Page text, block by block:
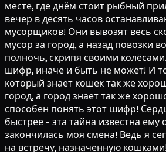
месте, где днём стоит рыбный
вечер в десять часов
мусорщиков! Они вывозят весь
мусор за город, а назад повозки
полночь, скрипя своими
шифр, иначе и быть не может! И
который знает кошек так же
город, а город знает так же
способен понять этот шифр!
быстрее - эта тайна известна
закончилась моя смена! Ведь я
на встречу, назначенную